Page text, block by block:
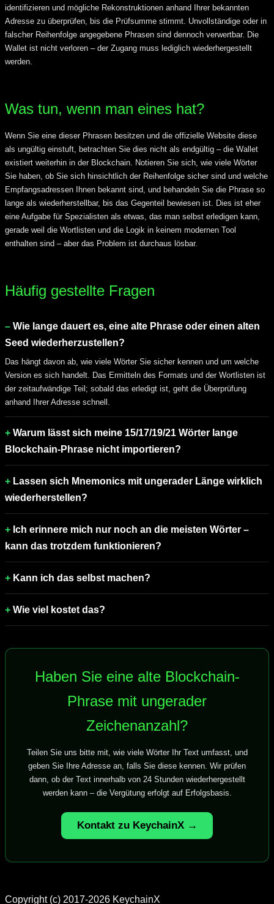
identifizieren und mögliche Rekonstruktionen anhand Ihrer bekannten
Adresse zu überprüfen, bis die Prüfsumme stimmt. Unvollständige oder in
falscher Reihenfolge angegebene Phrasen sind dennoch verwertbar. Die
Wallet ist nicht verloren – der Zugang muss lediglich wiederhergestellt
werden.
Was tun, wenn man eines hat?
Wenn Sie eine dieser Phrasen besitzen und die offizielle Website diese
als ungültig einstuft, betrachten Sie dies nicht als endgültig – die Wallet
existiert weiterhin in der Blockchain. Notieren Sie sich, wie viele Wörter
Sie haben, ob Sie sich hinsichtlich der Reihenfolge sicher sind und welche
Empfangsadressen Ihnen bekannt sind, und behandeln Sie die Phrase so
lange als wiederherstellbar, bis das Gegenteil bewiesen ist. Dies ist eher
eine Aufgabe für Spezialisten als etwas, das man selbst erledigen kann,
gerade weil die Wortlisten und die Logik in keinem modernen Tool
enthalten sind – aber das Problem ist durchaus lösbar.
Häufig gestellte Fragen
Wie lange dauert es, eine alte Phrase oder einen alten
Seed wiederherzustellen?
Das hängt davon ab, wie viele Wörter Sie sicher kennen und um welche
Version es sich handelt. Das Ermitteln des Formats und der Wortlisten ist
der zeitaufwändige Teil; sobald das erledigt ist, geht die Überprüfung
anhand Ihrer Adresse schnell.
Warum lässt sich meine 15/17/19/21 Wörter lange
Blockchain-Phrase nicht importieren?
Lassen sich Mnemonics mit ungerader Länge wirklich
wiederherstellen?
Ich erinnere mich nur noch an die meisten Wörter –
kann das trotzdem funktionieren?
Kann ich das selbst machen?
Wie viel kostet das?
Haben Sie eine alte Blockchain-
Phrase mit ungerader
Zeichenanzahl?
Teilen Sie uns bitte mit, wie viele Wörter Ihr Text umfasst, und
geben Sie Ihre Adresse an, falls Sie diese kennen. Wir prüfen
dann, ob der Text innerhalb von 24 Stunden wiederhergestellt
werden kann – die Vergütung erfolgt auf Erfolgsbasis.
Kontakt zu KeychainX →
Copyright (c) 2017-2026 KeychainX